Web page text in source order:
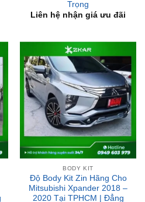
BODY KIT
Độ Body Kit Zin Hãng Cho
Mitsubishi Xpander 2018 –
2020 Tại TPHCM | Đẳng
Cấp – Sang Trọng
Liên hệ nhận giá ưu đãi